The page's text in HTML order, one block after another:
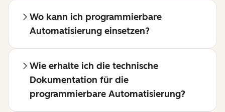
Wo kann ich programmierbare
Automatisierung einsetzen?
Wie erhalte ich die technische
Dokumentation für die
programmierbare Automatisierung?